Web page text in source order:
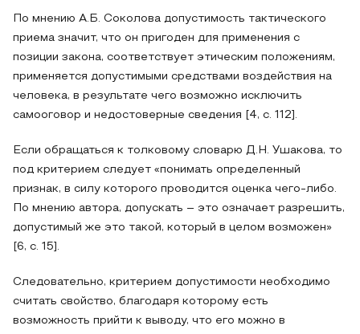
По мнению А.Б. Соколова допустимость тактического
приема значит, что он пригоден для применения с
позиции закона, соответствует этическим положениям,
применяется допустимыми средствами воздействия на
человека, в результате чего возможно исключить
самооговор и недостоверные сведения [4, c. 112].
Если обращаться к толковому словарю Д.Н. Ушакова, то
под критерием следует «понимать определенный
признак, в силу которого проводится оценка чего-либо.
По мнению автора, допускать – это означает разрешить,
допустимый же это такой, который в целом возможен»
[6, c. 15].
Следовательно, критерием допустимости необходимо
считать свойство, благодаря которому есть
возможность прийти к выводу, что его можно в